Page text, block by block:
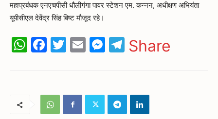
महाप्रबंधक एनएचपीसी धौलीगंगा पावर स्टेशन एम. कन्नन, अधीक्षण अभियंता
यूपीसीएल देवेंद्र सिंह बिष्ट मौजूद रहे।
WhatsApp
Facebook
Twitter
EmailMessenger
Telegram
Share